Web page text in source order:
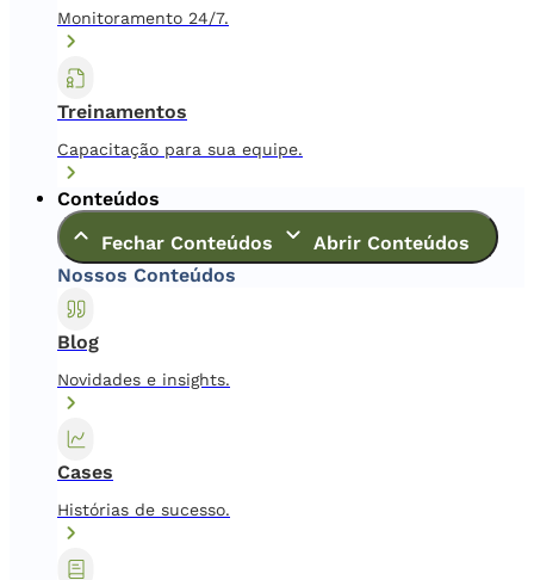
Monitoramento 24/7.
Treinamentos
Capacitação para sua equipe.
Conteúdos
Fechar Conteúdos
Abrir Conteúdos
Nossos Conteúdos
Blog
Novidades e insights.
Cases
Histórias de sucesso.